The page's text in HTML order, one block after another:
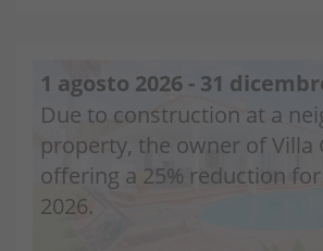
1 agosto 2026 - 31
Due to construction at a
property, the owner of Villa
offering a 25% reduction
2026.